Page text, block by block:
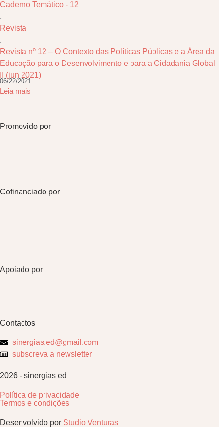
Caderno Temático - 12
,
Revista
,
Revista nº 12 – O Contexto das Políticas Públicas e a Área da
Educação para o Desenvolvimento e para a Cidadania Global
II (jun 2021)
06/22/2021
Leia mais
Promovido por
Cofinanciado por
Apoiado por
Contactos
sinergias.ed@gmail.com
subscreva a newsletter
2026 - sinergias ed
Política de privacidade
Termos e condições
Desenvolvido por Studio Venturas